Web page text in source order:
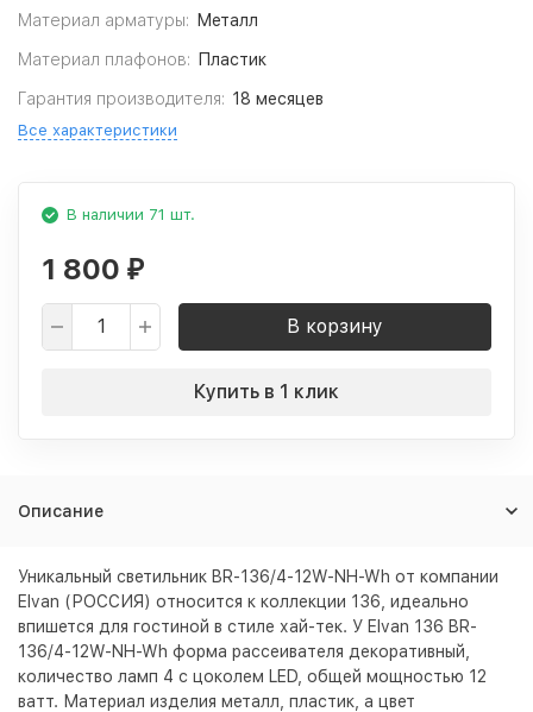
Материал арматуры: Металл
Материал плафонов: Пластик
Гарантия производителя: 18 месяцев
Все характеристики
В наличии 71 шт.
1 800 ₽
В корзину
Купить в 1 клик
Описание
Уникальный светильник BR-136/4-12W-NH-Wh от компании
Elvan (РОССИЯ) относится к коллекции 136, идеально
впишется для гостиной в стиле хай-тек. У Elvan 136 BR-
136/4-12W-NH-Wh форма рассеивателя декоративный,
количество ламп 4 с цоколем LED, общей мощностью 12
ватт. Материал изделия металл, пластик, а цвет